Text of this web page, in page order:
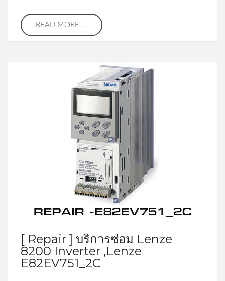
READ MORE ...
[ Repair ] บริการซ่อม Lenze
8200 Inverter ,Lenze
E82EV751_2C